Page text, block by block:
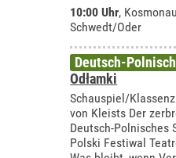
10:00 Uhr,
Schwedt/Oder
Deutsch-
Odłamki
Schauspiel/
von Kleists Der
Deutsch-
Polski Festiwal